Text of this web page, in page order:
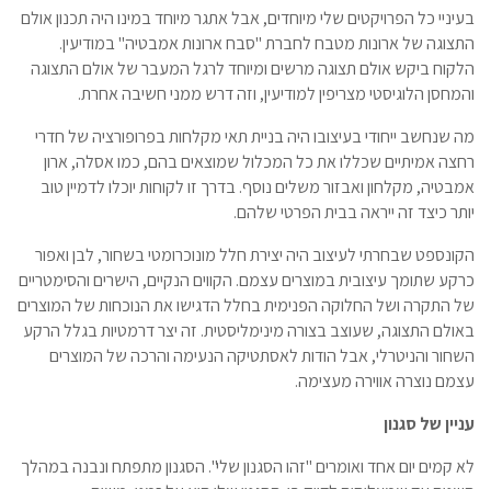
בעיניי כל הפרויקטים שלי מיוחדים, אבל אתגר מיוחד במינו היה תכנון אולם
התצוגה של ארונות מטבח לחברת "סבח ארונות אמבטיה" במודיעין.
הלקוח ביקש אולם תצוגה מרשים ומיוחד לרגל המעבר של אולם התצוגה
והמחסן הלוגיסטי מצריפין למודיעין, וזה דרש ממני חשיבה אחרת.
מה שנחשב ייחודי בעיצובו היה בניית תאי מקלחות בפרופורציה של חדרי
רחצה אמיתיים שכללו את כל המכלול שמוצאים בהם, כמו אסלה, ארון
אמבטיה, מקלחון ואבזור משלים נוסף. בדרך זו לקוחות יוכלו לדמיין טוב
יותר כיצד זה ייראה בבית הפרטי שלהם.
הקונספט שבחרתי לעיצוב היה יצירת חלל מונוכרומטי בשחור, לבן ואפור
כרקע שתומך עיצובית במוצרים עצמם. הקווים הנקיים, הישרים והסימטריים
של התקרה ושל החלוקה הפנימית בחלל הדגישו את הנוכחות של המוצרים
באולם התצוגה, שעוצב בצורה מינימליסטית. זה יצר דרמטיות בגלל הרקע
השחור והניטרלי, אבל הודות לאסתטיקה הנעימה והרכה של המוצרים
עצמם נוצרה אווירה מעצימה.
עניין של סגנון
לא קמים יום אחד ואומרים "זהו הסגנון שלי". הסגנון מתפתח ונבנה במהלך